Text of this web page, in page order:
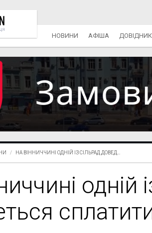
НОВИНИ АФІША ДОВІДНИК
НА ВІННИЧЧИНІ ОДНІЙ ІЗ СІЛЬРАД ДОВЕД...
одній